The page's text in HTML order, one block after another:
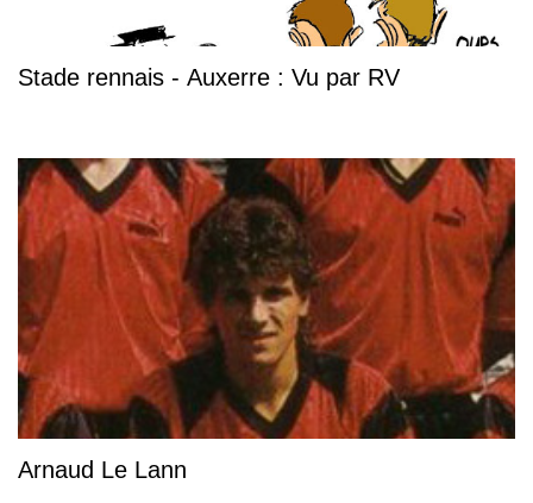
Stade rennais - Auxerre : Vu par RV
Arnaud Le Lann